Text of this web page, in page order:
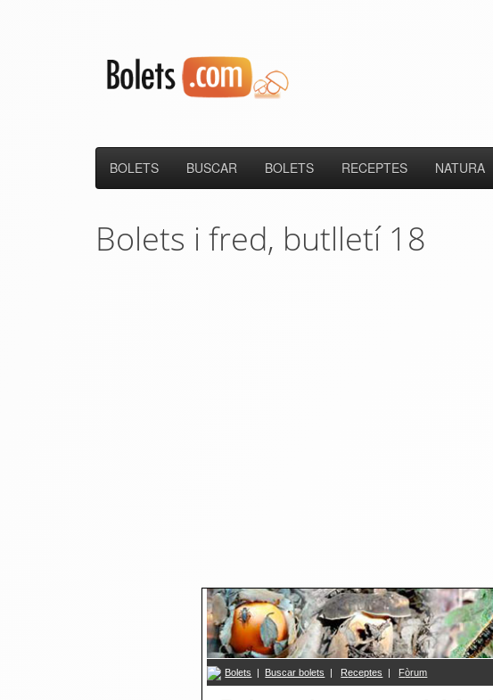
BOLETS BUSCAR BOLETS RECEPTES NATURA
Bolets i fred, butlletí 18
Bolets | Buscar bolets | Receptes | Fòrum